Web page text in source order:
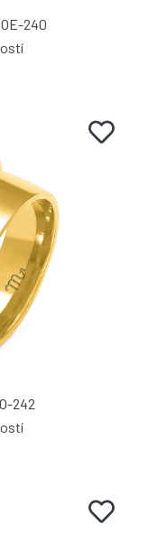
240
242